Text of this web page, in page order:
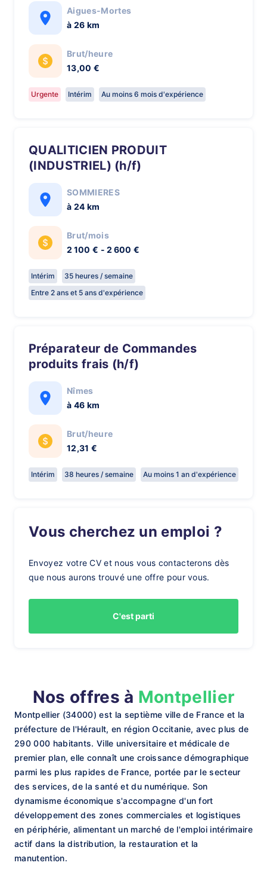
Aigues-Mortes
à 26 km
Brut/heure
13,00 €
Urgente Intérim Au moins 6 mois d'expérience
QUALITICIEN PRODUIT
(INDUSTRIEL) (h/f)
SOMMIERES
à 24 km
Brut/mois
2 100 € - 2 600 €
Intérim
35 heures / semaine
Entre 2 ans et 5 ans d'expérience
Préparateur de Commandes
produits frais (h/f)
Nîmes
à 46 km
Brut/heure
12,31 €
Intérim 38 heures / semaine Au moins 1 an d'expérience
Vous cherchez un emploi ?
Envoyez votre CV et nous vous contacterons dès
que nous aurons trouvé une offre pour vous.
C'est parti
Nos offres à Montpellier
Montpellier (34000) est la septième ville de France et la
préfecture de l'Hérault, en région Occitanie, avec plus de
290 000 habitants. Ville universitaire et médicale de
premier plan, elle connaît une croissance démographique
parmi les plus rapides de France, portée par le secteur
des services, de la santé et du numérique. Son
dynamisme économique s'accompagne d'un fort
développement des zones commerciales et logistiques
en périphérie, alimentant un marché de l'emploi intérimaire
actif dans la distribution, la restauration et la
manutention.